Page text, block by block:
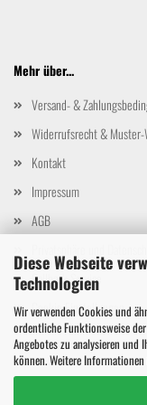
Diese Webseite
Technologien
Wir verwenden Cookies und
ordentliche Funktionsweise
Angebotes zu analysieren und
können. Weitere
Mehr über...
Versand- &
Widerrufsrecht &
Kontakt
Impressum
AGB
Callback Service
Cookie Einstellungen